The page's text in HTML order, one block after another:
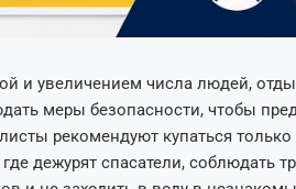
и увеличением числа людей,
меры безопасности, чтобы
рекомендуют купаться
дежурят спасатели, соблюдать